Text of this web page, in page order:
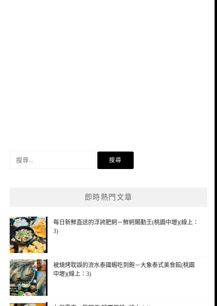
即時熱門文章
每日新鮮直送的浮誇肥蚵－鮮蚵賜勤王(桃園中壢)(線上：
3)
被燒烤耽誤的流水泰國蝦吃到飽－大象泰式美食館(桃園
中壢)(線上：3)